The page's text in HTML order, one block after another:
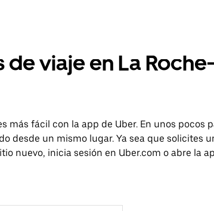
viaje en La
más fácil con la app de Uber. En unos pocos
desde un mismo lugar. Ya sea que solicites
nuevo, inicia sesión en Uber.com o abre la